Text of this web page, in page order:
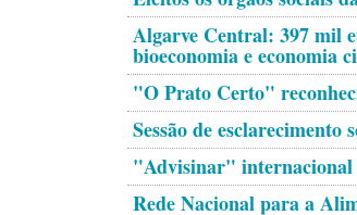
Algarve Central: 397 mil
bioeconomia e economia
"O Prato Certo"
Sessão de
"Advisinar" internacional
Rede Nacional para a